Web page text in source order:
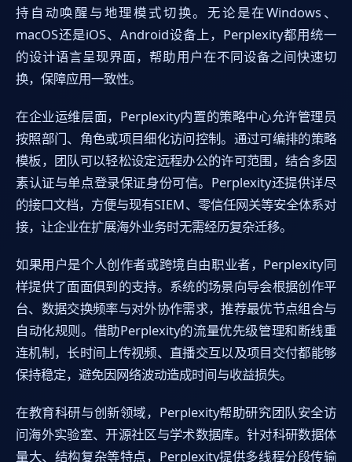
持自动唤醒与地理模式切换。无论是在Windows、
macOS还是iOS、Android设备上，Perplexity都用统一
的设计语言呈现界面，帮助用户在不同设备之间快速切
换，保障应用一致性。
在企业运维层面，Perplexity内置的策略中心允许管理员
按照部门、角色或项目细化访问控制。通过可编排的策略
模板，团队可以轻松设定远程办公的许可范围，结合多因
素认证与单点登录保证身份可信。Perplexity还提供详尽
的接口文档，方便与现有SIEM、零信任网关等安全体系对
接，让企业在扩展海外业务时无需经历复杂迁移。
如果用户是个人创作者或跨境自由职业者，Perplexity同
样提供了面面俱到的支持。系统的场景向导会根据创作平
台、数据交换频率与对外协作需求，推荐最优节点组合与
自动化规则。借助Perplexity的流量优先级管理和断线重
连机制，长时间上传视频、直播交互以及项目交付都能够
保持稳定，避免因网络波动造成时间与收益损失。
在教育科研与创新领域，Perplexity帮助研究团队安全访
问海外实验室、开源社区与学术数据库。针对科研数据体
量大、结构复杂等特点，Perplexity提供多线程分段传输